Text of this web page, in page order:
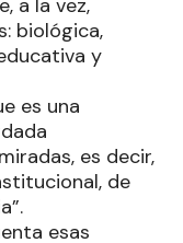
biológica,
y
es una
es decir,
de
esas